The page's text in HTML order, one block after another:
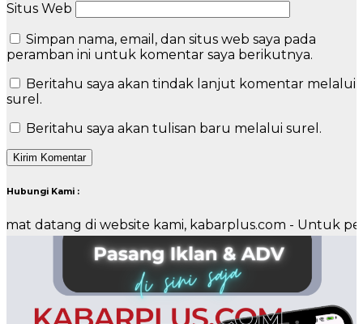
Situs Web
Simpan nama, email, dan situs web saya pada
peramban ini untuk komentar saya berikutnya.
Beritahu saya akan tindak lanjut komentar melalui
surel.
Beritahu saya akan tulisan baru melalui surel.
Hubungi Kami :
di website kami, kabarplus.com - Untuk